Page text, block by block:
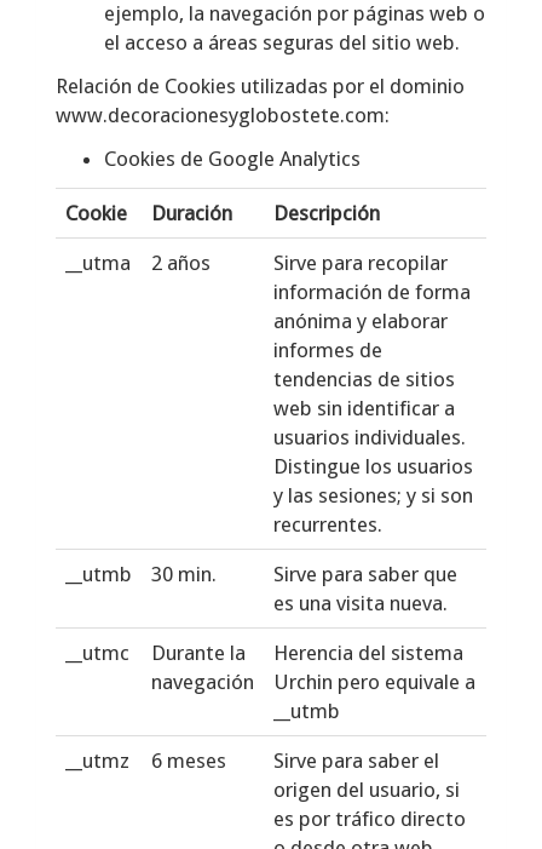
ejemplo, la navegación por páginas web o
el acceso a áreas seguras del sitio web.
Relación de Cookies utilizadas por el dominio
www.decoracionesyglobostete.com:
Cookies de Google Analytics
Cookie Duración Descripción
__utma 2 años
Sirve para recopilar
información de forma
anónima y elaborar
informes de
tendencias de sitios
web sin identificar a
usuarios individuales.
Distingue los usuarios
y las sesiones; y si son
recurrentes.
__utmb 30 min.
Sirve para saber que
es una visita nueva.
__utmc
Durante la
navegación
Herencia del sistema
Urchin pero equivale a
__utmb
__utmz 6 meses
Sirve para saber el
origen del usuario, si
es por tráfico directo